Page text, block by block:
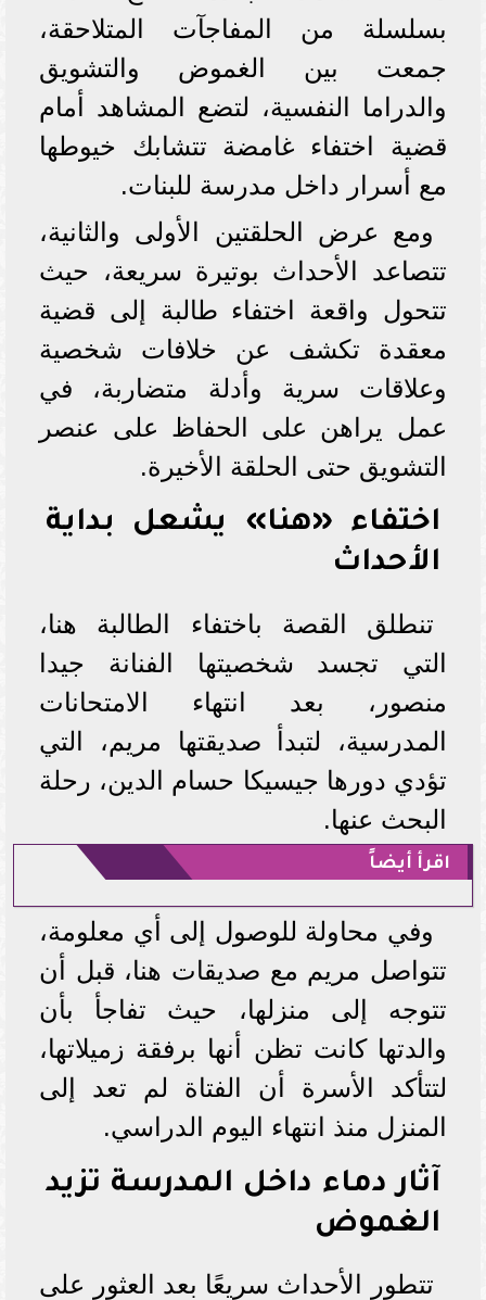
بسلسلة من المفاجآت المتلاحقة،
جمعت بين الغموض والتشويق
والدراما النفسية، لتضع المشاهد أمام
قضية اختفاء غامضة تتشابك خيوطها
مع أسرار داخل مدرسة للبنات.
ومع عرض الحلقتين الأولى والثانية،
تتصاعد الأحداث بوتيرة سريعة، حيث
تتحول واقعة اختفاء طالبة إلى قضية
معقدة تكشف عن خلافات شخصية
وعلاقات سرية وأدلة متضاربة، في
عمل يراهن على الحفاظ على عنصر
التشويق حتى الحلقة الأخيرة.
اختفاء «هنا» يشعل بداية
الأحداث
تنطلق القصة باختفاء الطالبة هنا،
التي تجسد شخصيتها الفنانة جيدا
منصور، بعد انتهاء الامتحانات
المدرسية، لتبدأ صديقتها مريم، التي
تؤدي دورها جيسيكا حسام الدين، رحلة
البحث عنها.
اقرأ أيضاً
وفي محاولة للوصول إلى أي معلومة،
تتواصل مريم مع صديقات هنا، قبل أن
تتوجه إلى منزلها، حيث تفاجأ بأن
والدتها كانت تظن أنها برفقة زميلاتها،
لتتأكد الأسرة أن الفتاة لم تعد إلى
المنزل منذ انتهاء اليوم الدراسي.
آثار دماء داخل المدرسة تزيد
الغموض
تتطور الأحداث سريعًا بعد العثور على